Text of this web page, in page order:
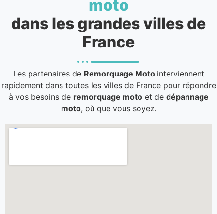
moto
dans les grandes villes de
France
Les partenaires de Remorquage Moto interviennent
rapidement dans toutes les villes de France pour répondre
à vos besoins de remorquage motoet de dépannage
moto, où que vous soyez.